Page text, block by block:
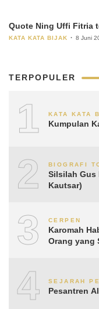
Quote Ning Uffi Fitria
KATA KATA BIJAK 8 Juni
TERPOPULER
1 KATA KATA
Kumpulan
2 BIOGRAFI
Silsilah Gus
Kautsar)
3 CERPEN
Karomah
Orang yang
4 SEJARAH
Pesantren